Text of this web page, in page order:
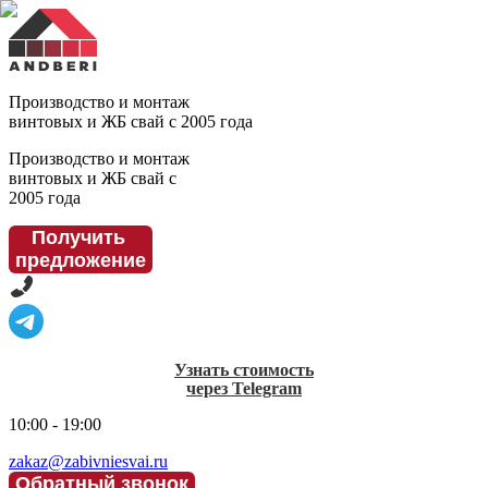
Производство и монтаж
винтовых и ЖБ свай с 2005 года
Производство и монтаж
винтовых и ЖБ свай с
2005 года
Получить
предложение
Узнать стоимость
через Telegram
10:00 - 19:00
zakaz@zabivniesvai.ru
Обратный звонок